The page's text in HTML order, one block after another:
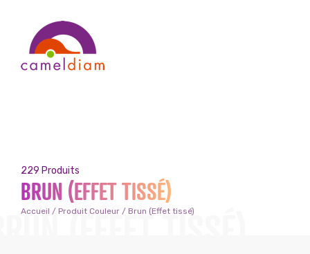
229 Produits
BRUN (EFFET TISSÉ)
Accueil / Produit Couleur / Brun (Effet tissé)
(EFFET TISSÉ)